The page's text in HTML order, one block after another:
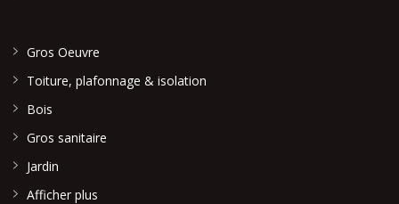
Gros Oeuvre
Toiture, plafonnage & isolation
Bois
Gros sanitaire
Jardin
Afficher plus